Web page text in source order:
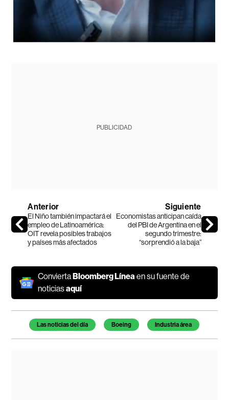
PUBLICIDAD
Anterior
El Niño también impactará el
empleo de Latinoamérica:
OIT revela posibles trabajos
y países más afectados
Siguiente
Economistas anticipan caída
del PBI de Argentina en el
segundo trimestre:
“sorprendió a la baja”
ConviertaBloomberg Líneaen su fuente de
noticiasaquí
Temas de este artículo
Las noticias del día Boeing Industria área